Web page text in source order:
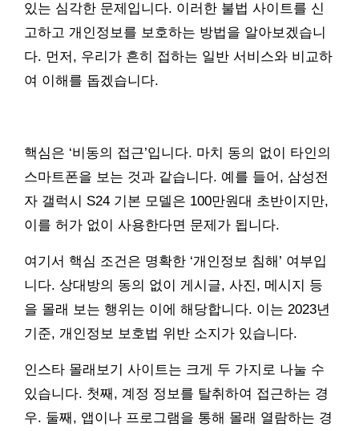
있는 심각한 문제입니다. 이러한 불법 사이트를 신
고하고 개인정보를 보호하는 방법을 알아보겠습니
다. 먼저, 우리가 흔히 접하는 일반 서비스와 비교하
여 이해를 돕겠습니다.
핵심은 ‘비동의 접근’입니다. 마치 동의 없이 타인의
스마트폰을 보는 것과 같습니다. 예를 들어, 삼성전
자 갤럭시 S24 기본 모델은 100만원대 초반이지만,
이를 허가 없이 사용한다면 문제가 됩니다.
여기서 핵심 조건은 명확한 ‘개인정보 침해’ 여부입
니다. 상대방의 동의 없이 게시글, 사진, 메시지 등
을 몰래 보는 행위는 이에 해당합니다. 이는 2023년
기준, 개인정보 보호법 위반 소지가 있습니다.
인스타 몰래보기 사이트는 크게 두 가지로 나눌 수
있습니다. 첫째, 계정 정보를 탈취하여 접근하는 경
우. 둘째, 앱이나 프로그램을 통해 몰래 열람하는 경